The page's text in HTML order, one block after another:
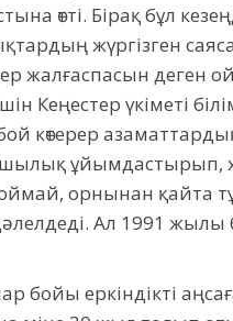
Бірақ бұл
жүргізген
жалғаспасын
Кеңестер үкіметі
көтерер
орнынан қайта
Ал 1991 жылы
бойы еркіндікті